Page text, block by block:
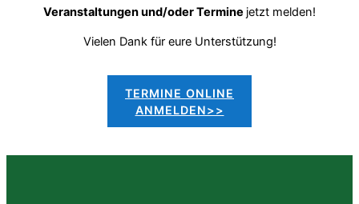
Veranstaltungen und/oder Termine jetzt melden!
Vielen Dank für eure Unterstützung!
TERMINE ONLINE
ANMELDEN>>